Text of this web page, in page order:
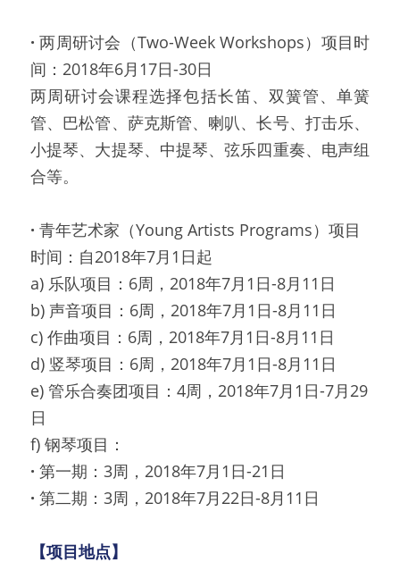
· 两周研讨会（Two-Week Workshops）项目时
间：2018年6月17日-30日
两周研讨会课程选择包括长笛、双簧管、单簧
管、巴松管、萨克斯管、喇叭、长号、打击乐、
小提琴、大提琴、中提琴、弦乐四重奏、电声组
合等。
· 青年艺术家（Young Artists Programs）项目
时间：自2018年7月1日起
a) 乐队项目：6周，2018年7月1日-8月11日
b) 声音项目：6周，2018年7月1日-8月11日
c) 作曲项目：6周，2018年7月1日-8月11日
d) 竖琴项目：6周，2018年7月1日-8月11日
e) 管乐合奏团项目：4周，2018年7月1日-7月29
日
f) 钢琴项目：
· 第一期：3周，2018年7月1日-21日
· 第二期：3周，2018年7月22日-8月11日
【项目地点】